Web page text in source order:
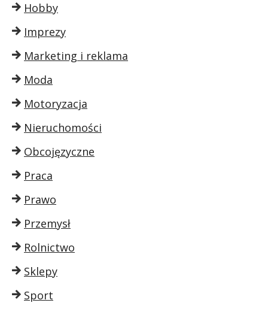
Hobby
Imprezy
Marketing i reklama
Moda
Motoryzacja
Nieruchomości
Obcojęzyczne
Praca
Prawo
Przemysł
Rolnictwo
Sklepy
Sport